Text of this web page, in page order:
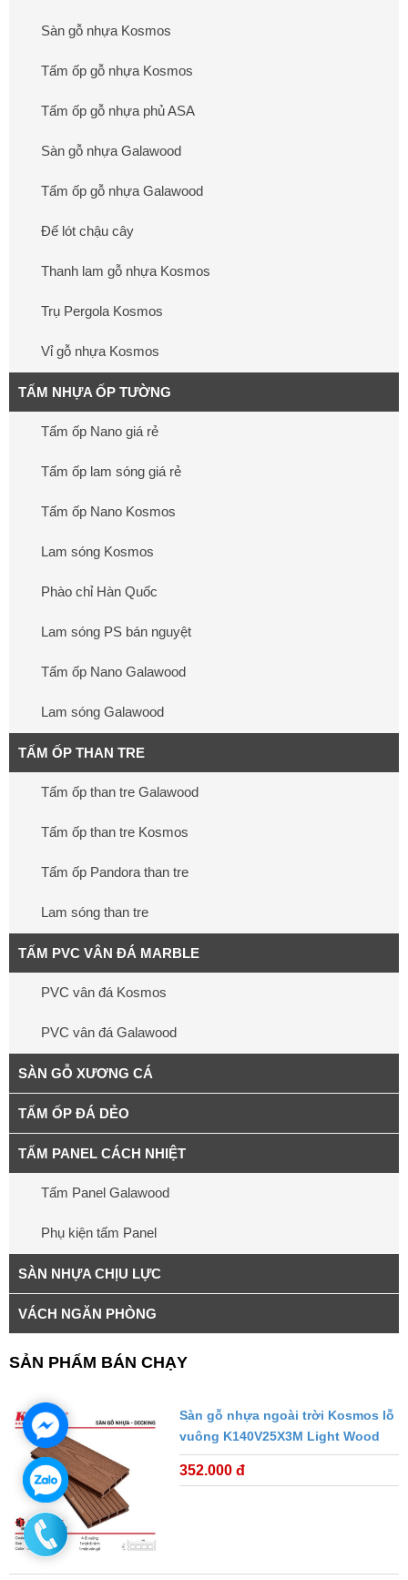
Sàn gỗ nhựa Kosmos
Tấm ốp gỗ nhựa Kosmos
Tấm ốp gỗ nhựa phủ ASA
Sàn gỗ nhựa Galawood
Tấm ốp gỗ nhựa Galawood
Đế lót chậu cây
Thanh lam gỗ nhựa Kosmos
Trụ Pergola Kosmos
Vỉ gỗ nhựa Kosmos
TẤM NHỰA ỐP TƯỜNG
Tấm ốp Nano giá rẻ
Tấm ốp lam sóng giá rẻ
Tấm ốp Nano Kosmos
Lam sóng Kosmos
Phào chỉ Hàn Quốc
Lam sóng PS bán nguyệt
Tấm ốp Nano Galawood
Lam sóng Galawood
TẤM ỐP THAN TRE
Tấm ốp than tre Galawood
Tấm ốp than tre Kosmos
Tấm ốp Pandora than tre
Lam sóng than tre
TẤM PVC VÂN ĐÁ MARBLE
PVC vân đá Kosmos
PVC vân đá Galawood
SÀN GỖ XƯƠNG CÁ
TẤM ỐP ĐÁ DẺO
TẤM PANEL CÁCH NHIỆT
Tấm Panel Galawood
Phụ kiện tấm Panel
SÀN NHỰA CHỊU LỰC
VÁCH NGĂN PHÒNG
SẢN PHẨM BÁN CHẠY
Sàn gỗ nhựa ngoài trời Kosmos lỗ
vuông K140V25X3M Light Wood
352.000 đ